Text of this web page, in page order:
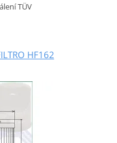
TÜV
HF162